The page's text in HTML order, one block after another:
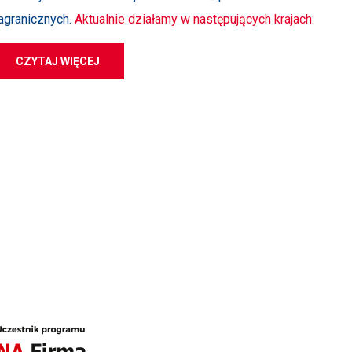
Aktualnie działamy w następujących krajach:
CZYTAJ WIĘCEJ